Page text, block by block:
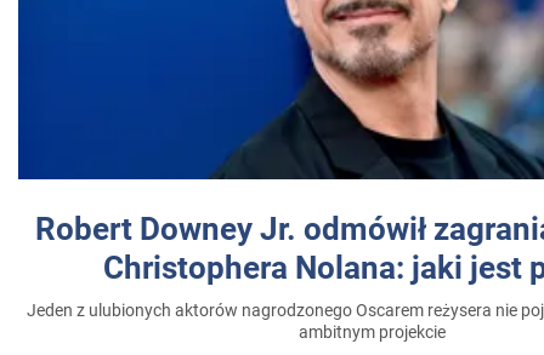
Robert Downey Jr. odmówił
Christophera Nolana: jaki jest
Jeden z ulubionych aktorów nagrodzonego Oscarem reżysera nie
ambitnym projekcie